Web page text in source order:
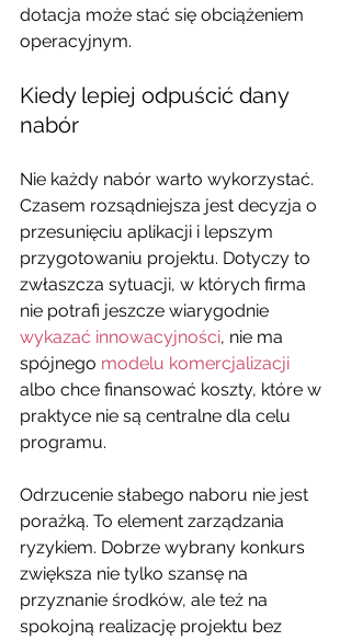
dotacja może stać się obciążeniem
operacyjnym.
Kiedy lepiej odpuścić dany
nabór
Nie każdy nabór warto wykorzystać.
Czasem rozsądniejsza jest decyzja o
przesunięciu aplikacji i lepszym
przygotowaniu projektu. Dotyczy to
zwłaszcza sytuacji, w których firma
nie potrafi jeszcze wiarygodnie
wykazać innowacyjności, nie ma
spójnego modelu komercjalizacji
albo chce finansować koszty, które w
praktyce nie są centralne dla celu
programu.
Odrzucenie słabego naboru nie jest
porażką. To element zarządzania
ryzykiem. Dobrze wybrany konkurs
zwiększa nie tylko szansę na
przyznanie środków, ale też na
spokojną realizację projektu bez